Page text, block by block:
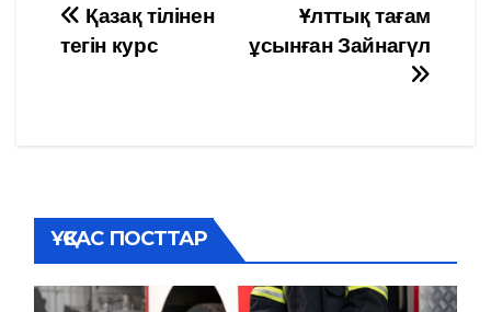
Навигация
Ұлттық тағам
ұсынған Зайнагүл
Қазақ тілінен
тегін курс
ҰҚСАС ПОСТТАР